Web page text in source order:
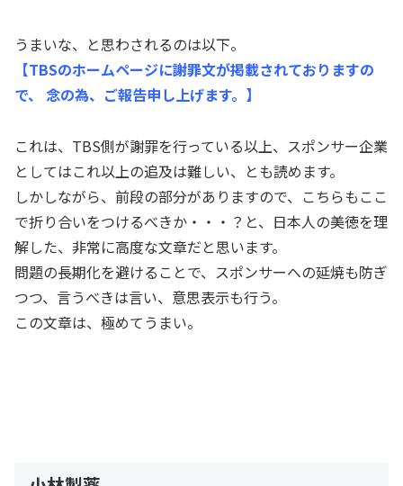
うまいな、と思わされるのは以下。
【TBSのホームページに謝罪文が掲載されておりますの
で、 念の為、ご報告申し上げます。】
これは、TBS側が謝罪を行っている以上、スポンサー企業
としてはこれ以上の追及は難しい、とも読めます。
しかしながら、前段の部分がありますので、こちらもここ
で折り合いをつけるべきか・・・？と、日本人の美徳を理
解した、非常に高度な文章だと思います。
問題の長期化を避けることで、スポンサーへの延焼も防ぎ
つつ、言うべきは言い、意思表示も行う。
この文章は、極めてうまい。